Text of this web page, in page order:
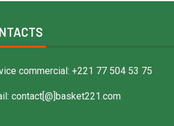
commercial: +221 77 504 53 75
contact[@]basket221.com